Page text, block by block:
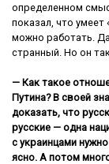
определенном
показал, что умеет
можно работать.
странный. Но он
— Как такое
Путина? В своей
доказать, что
русские — одна
с украинцами
ясно. А потом